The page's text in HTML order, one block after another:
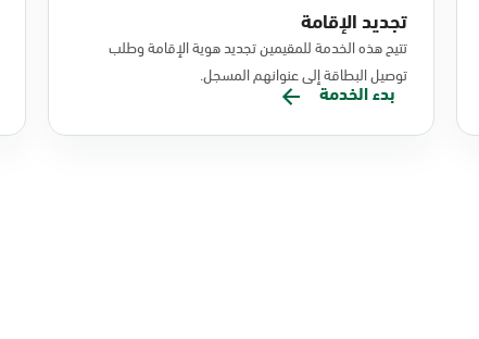
تجديد الإقامة
تتيح هذه الخدمة للمقيمين تجديد هوية الإقامة وطلب
توصيل البطاقة إلى عنوانهم المسجل.
بدء الخدمة